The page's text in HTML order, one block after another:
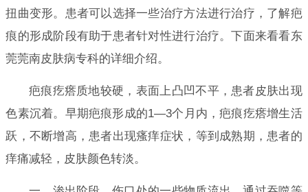
扭曲变形。患者可以选择一些治疗方法进行治疗，了解疤
痕的形成阶段有助于患者针对性进行治疗。下面来看看东
莞莞南皮肤病专科的详细介绍。
疤痕疙瘩质地较硬，表面上凸凹不平，患者皮肤出现
色素沉着。早期疤痕形成的1—3个月内，疤痕疙瘩增生活
跃，不断增高，患者出现瘙痒症状，等到成熟期，患者的
痒痛减轻，皮肤颜色转淡。